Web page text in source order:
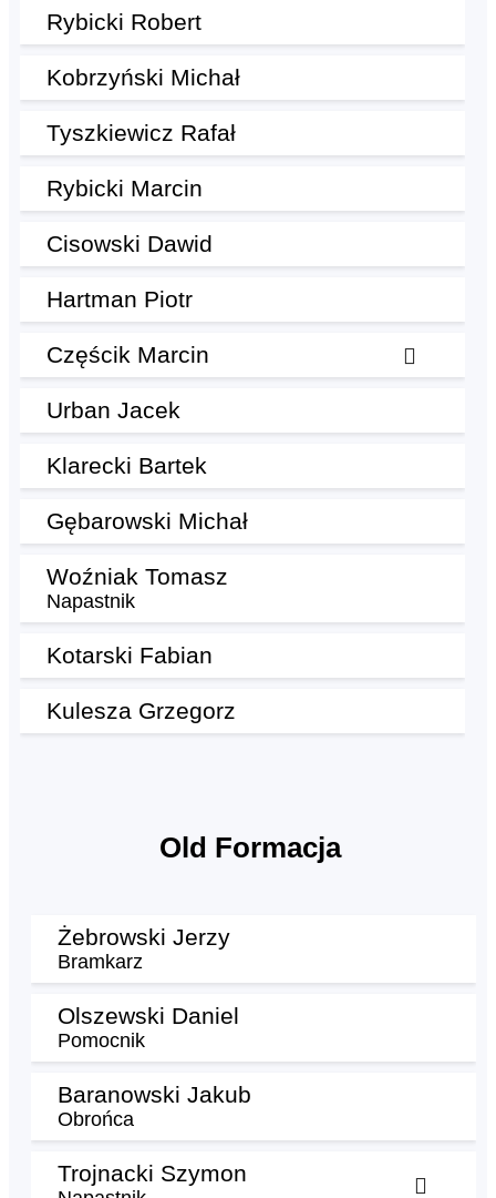
Rybicki Robert
Kobrzyński Michał
Tyszkiewicz Rafał
Rybicki Marcin
Cisowski Dawid
Hartman Piotr
Częścik Marcin
Urban Jacek
Klarecki Bartek
Gębarowski Michał
Woźniak Tomasz
Napastnik
Kotarski Fabian
Kulesza Grzegorz
Old Formacja
Żebrowski Jerzy
Bramkarz
Olszewski Daniel
Pomocnik
Baranowski Jakub
Obrońca
Trojnacki Szymon